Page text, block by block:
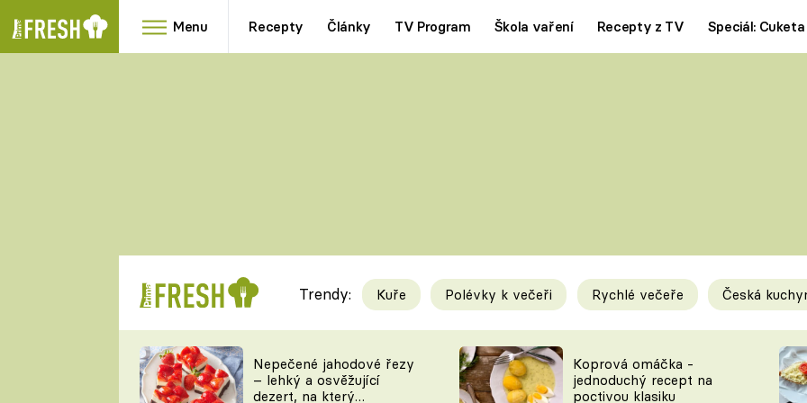
Menu Recepty Články TV Program Škola vaření Recepty z TV Speciál: Cuketa
RYCHLOVKY
Videorecepty
TEĎ VAŘÍ ŠÉF!
Tipy a triky
KAM ZA JÍDLEM
Trendy: Kuře Polévky k večeři Rychlé večeře Česká
Nepečené jahodové řezy
– lehký a osvěžující
dezert, na který
Koprová omáčka -
jednoduchý recept na
poctivou klasiku